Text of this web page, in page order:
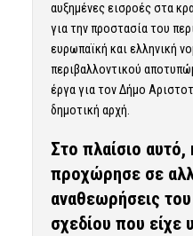
αυξημένες εισροές στα
για την προστασία του
ευρωπαϊκή και ελληνική
περιβαλλοντικού
έργα για τον Δήμο
δημοτική αρχή.
Στο πλαίσιο
προχώρησε σε
αναθεωρήσεις
σχεδίου που είχε